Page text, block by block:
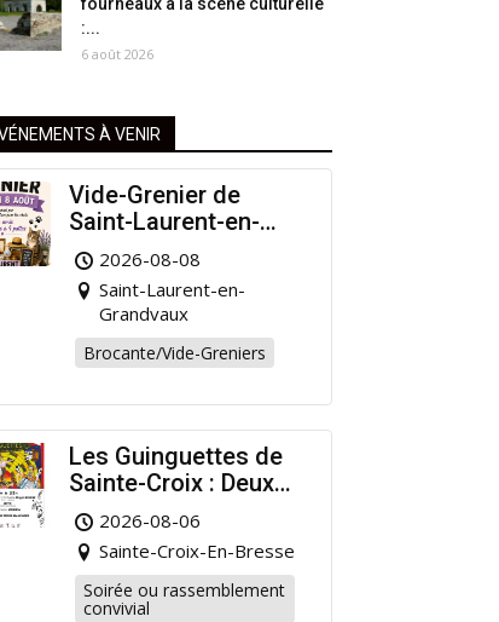
fourneaux à la scène culturelle
:...
6 août 2026
À VENIR
Vide-Grenier de
Saint-Laurent-en-
Grandvaux : Venez
chiner pour la bonne
cause !
2026-08-08
Saint-Laurent-en-
Grandvaux
Brocante/Vide-Greniers
Les Guinguettes de
Sainte-Croix : Deux
Rendez-vous
Dansants pour
Prolonger l’Été !
2026-08-06
Sainte-Croix-En-Bresse
Soirée ou rassemblement
convivial